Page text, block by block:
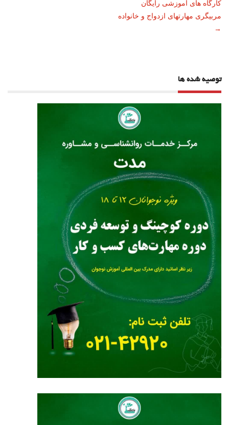
کارگاه های آموزشی رایگان
مربیگری مهارتهای ازدواج و خانواده
→
توصیه شده ها